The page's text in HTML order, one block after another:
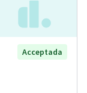
Acceptada